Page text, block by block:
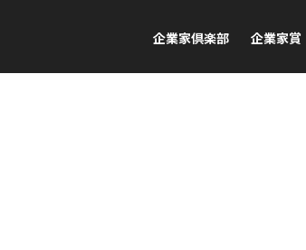
企業家倶楽部 企業家賞